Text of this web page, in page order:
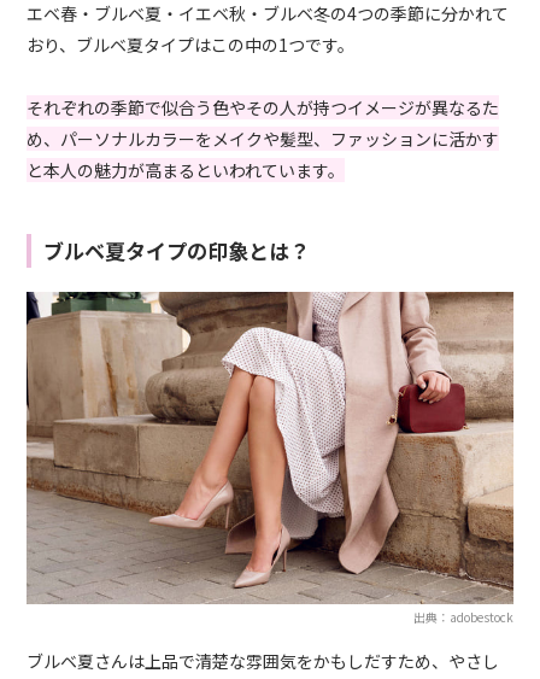
エベ春・ブルベ夏・イエベ秋・ブルベ冬の4つの季節に分かれて
おり、ブルベ夏タイプはこの中の1つです。
それぞれの季節で似合う色やその人が持つイメージが異なるた
め、パーソナルカラーをメイクや髪型、ファッションに活かす
と本人の魅力が高まるといわれています。
ブルベ夏タイプの印象とは？
出典：adobestock
ブルベ夏さんは上品で清楚な雰囲気をかもしだすため、やさし